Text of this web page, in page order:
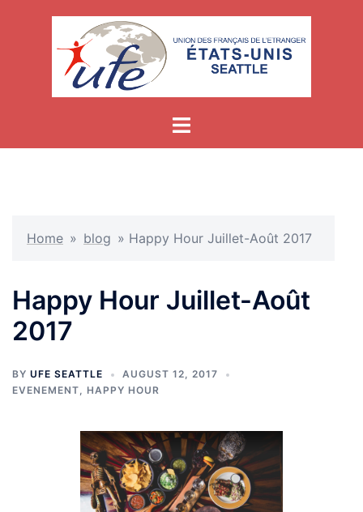
Home » blog » Happy Hour Juillet-Août 2017
Happy Hour Juillet-Août
2017
BY UFE SEATTLE
AUGUST 12, 2017
EVENEMENT, HAPPY HOUR